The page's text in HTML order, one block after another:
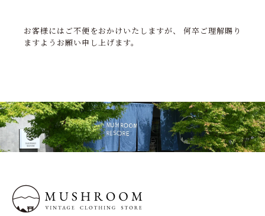
お客様にはご不便をおかけいたしますが、 何卒ご理解賜り
ますようお願い申し上げます。